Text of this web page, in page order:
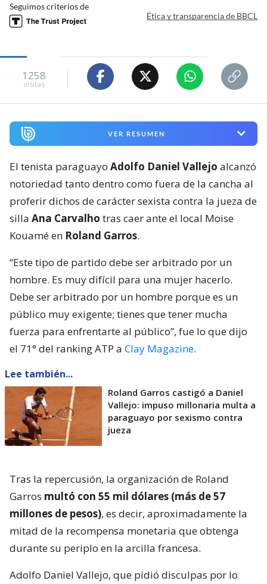
Seguimos criterios de
Ética y transparencia de BBCL
1258
visitas
VER RESUMEN
El tenista paraguayo Adolfo Daniel Vallejo alcanzó
notoriedad tanto dentro como fuera de la cancha al
proferir dichos de carácter sexista contra la jueza de
silla Ana Carvalho tras caer ante el local Moise
Kouamé en Roland Garros.
“Este tipo de partido debe ser arbitrado por un
hombre. Es muy difícil para una mujer hacerlo.
Debe ser arbitrado por un hombre porque es un
público muy exigente; tienes que tener mucha
fuerza para enfrentarte al público”, fue lo que dijo
el 71° del ranking ATP a Clay Magazine.
Lee también...
Roland Garros castigó a Daniel
Vallejo: impuso millonaria multa a
paraguayo por sexismo contra
jueza
Tras la repercusión, la organización de Roland
Garros multó con 55 mil dólares (más de 57
millones de pesos), es decir, aproximadamente la
mitad de la recompensa monetaria que obtenga
durante su periplo en la arcilla francesa.
Adolfo Daniel Vallejo, que pidió disculpas por lo